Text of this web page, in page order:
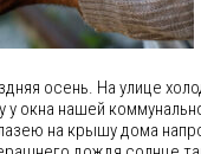
осень. На улице
у окна нашей
на крышу дома